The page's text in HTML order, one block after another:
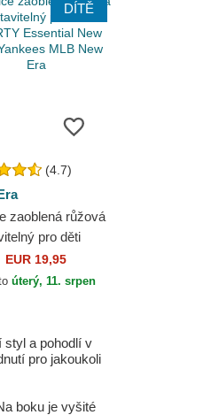
DÍTĚ
(4.7)
zaoblená růžová
pro děti
Essential New
MLB New
EUR 19,95
úterý, 11. srpen
styl a pohodlí v
pro jakoukoli
boku je vyšité